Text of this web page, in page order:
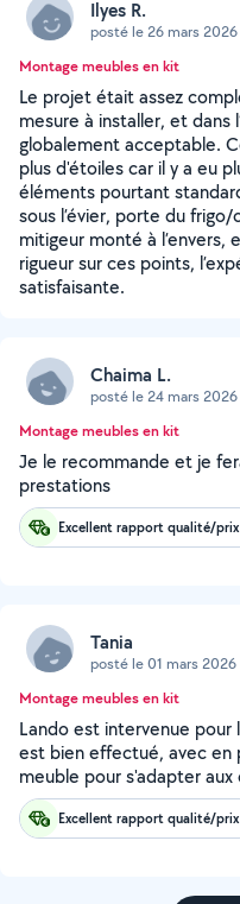
Ilyes R.
posté le 26 mars 2026
Montage meubles en kit
Le projet était assez
mesure à installer, et dans
globalement acceptable.
plus d'étoiles car il y a eu
éléments pourtant
sous l’évier, porte du
mitigeur monté à l’envers,
rigueur sur ces points,
satisfaisante.
Chaima L.
posté le 24 mars 2026
Montage meubles en kit
Je le recommande et je
prestations
Excellent rapport qualité/prix
Tania
posté le 01 mars 2026
Montage meubles en kit
Lando est intervenue pour
est bien effectué, avec en
meuble pour s'adapter
Excellent rapport qualité/prix